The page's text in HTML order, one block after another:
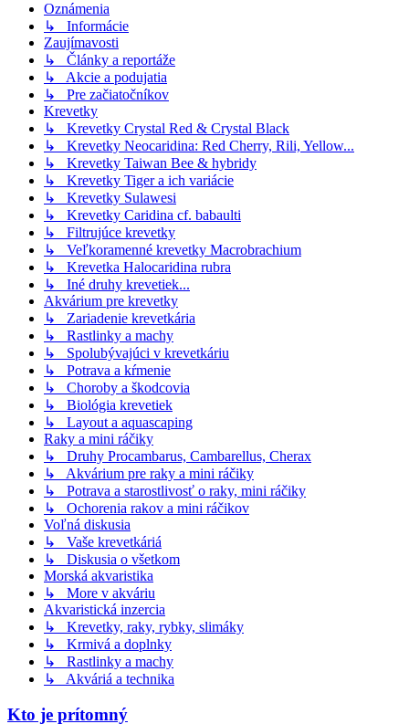
Oznámenia
↳ Informácie
Zaujímavosti
↳ Články a reportáže
↳ Akcie a podujatia
↳ Pre začiatočníkov
Krevetky
↳ Krevetky Crystal Red & Crystal Black
↳ Krevetky Neocaridina: Red Cherry, Rili, Yellow...
↳ Krevetky Taiwan Bee & hybridy
↳ Krevetky Tiger a ich variácie
↳ Krevetky Sulawesi
↳ Krevetky Caridina cf. babaulti
↳ Filtrujúce krevetky
↳ Veľkoramenné krevetky Macrobrachium
↳ Krevetka Halocaridina rubra
↳ Iné druhy krevetiek...
Akvárium pre krevetky
↳ Zariadenie krevetkária
↳ Rastlinky a machy
↳ Spolubývajúci v krevetkáriu
↳ Potrava a kŕmenie
↳ Choroby a škodcovia
↳ Biológia krevetiek
↳ Layout a aquascaping
Raky a mini ráčiky
↳ Druhy Procambarus, Cambarellus, Cherax
↳ Akvárium pre raky a mini ráčiky
↳ Potrava a starostlivosť o raky, mini ráčiky
↳ Ochorenia rakov a mini ráčikov
Voľná diskusia
↳ Vaše krevetkáriá
↳ Diskusia o všetkom
Morská akvaristika
↳ More v akváriu
Akvaristická inzercia
↳ Krevetky, raky, rybky, slimáky
↳ Krmivá a doplnky
↳ Rastlinky a machy
↳ Akváriá a technika
Kto je prítomný